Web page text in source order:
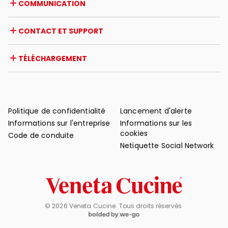
Certifications
Étranger
Initiatives des revendeurs
COMMUNICATION
Actualités
Revue de presse
CONTACT ET SUPPORT
Garantie
Support après-vente
TÉLÉCHARGEMENT
Politique de confidentialité
Informations sur l'entreprise
Code de conduite
Lancement d'alerte
Informations sur les
cookies
Netiquette Social Network
© 2026 Veneta Cucine. Tous droits réservés.